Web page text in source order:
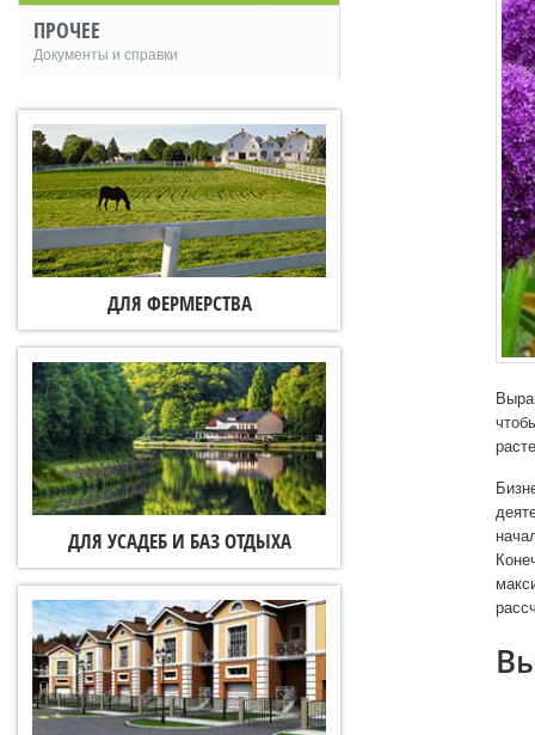
ПРОЧЕЕ
Документы и справки
ДЛЯ ФЕРМЕРСТВА
ДЛЯ УСАДЕБ И БАЗ ОТДЫХА